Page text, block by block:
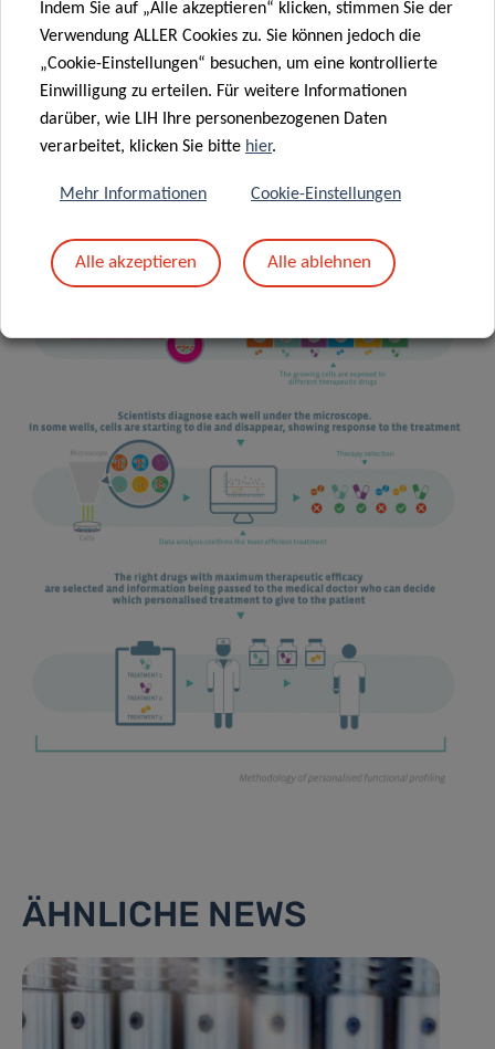
ÄHNLICHE NEWS
Indem Sie auf „Alle akzeptieren“ klicken, stimmen Sie der
Verwendung ALLER Cookies zu. Sie können jedoch die
„Cookie-Einstellungen“ besuchen, um eine kontrollierte
Einwilligung zu erteilen. Für weitere Informationen
darüber, wie LIH Ihre personenbezogenen Daten
verarbeitet, klicken Sie bitte hier.
Mehr Informationen Cookie-Einstellungen
Alle akzeptieren Alle ablehnen